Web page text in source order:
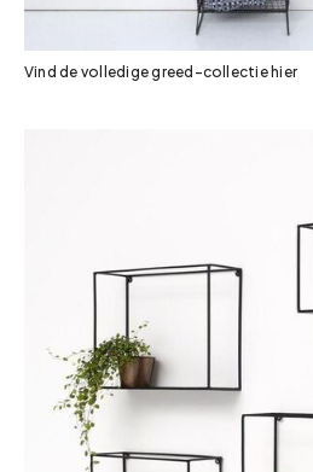
Vind de volledige greed-collectie hier